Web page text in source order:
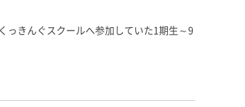
っきんぐスクールへ参加していた1期生～9